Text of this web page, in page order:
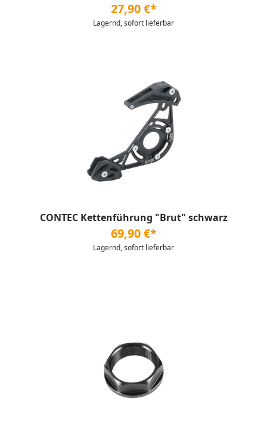
27,90 €*
Lagernd, sofort lieferbar
CONTEC Kettenführung "Brut" schwarz
69,90 €*
Lagernd, sofort lieferbar